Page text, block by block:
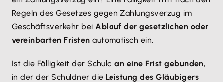
Regeln des Gesetzes gegen Zahlungsverzug im
Geschäftsverkehr beiAblauf der gesetzlichen oder
vereinbarten Fristen automatisch ein.
Ist die Fälligkeit der Schuldan eine Frist gebunden,
in der der Schuldner die Leistung des Gläubigers